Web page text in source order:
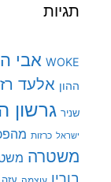
תגיות
WOKE אבי
ההון אלעד
שניר גרשון
ישראל כרזות
משטרה
בורין